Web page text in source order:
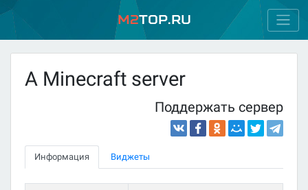
M2Top.ru
A Minecraft server
Поддержать сервер
Информация Виджеты